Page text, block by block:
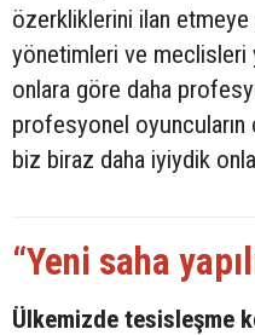
özerkliklerini ilan etmeye
yönetimleri ve meclisleri
onlara göre daha
profesyonel oyuncuların
biz biraz daha iyiydik
“Yeni saha
Ülkemizde tesisleşme